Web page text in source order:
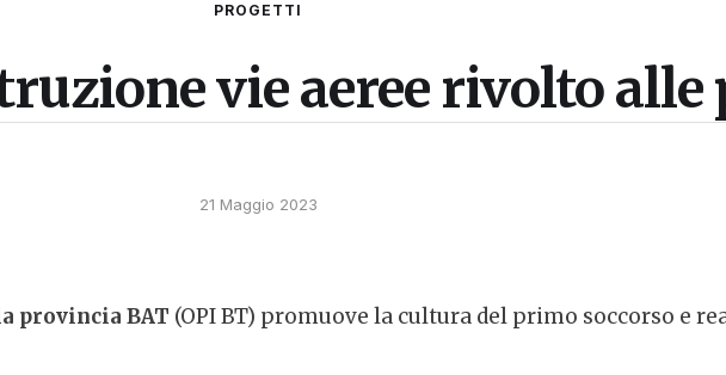
PROGETTI
vie aeree rivolto alle
21 Maggio 2023
provincia BAT (OPI BT) promuove la cultura del primo soccorso e